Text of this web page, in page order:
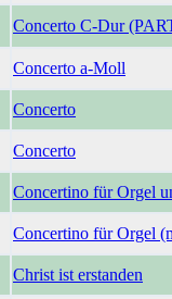
Concerto C-Dur
Concerto a-Moll
Concerto
Concerto
Concertino für Orgel
Concertino für Orgel
Christ ist erstanden